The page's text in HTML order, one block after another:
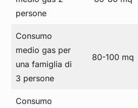
persone
Consumo
medio gas per
una famiglia di
3 persone
80-100 mq
Consumo